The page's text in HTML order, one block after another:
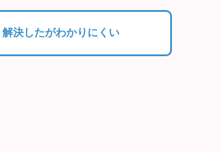
解決したがわかりにくい